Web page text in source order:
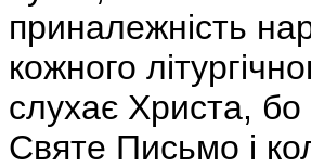
приналежність
кожного
слухає Христа, бо
Святе Письмо і